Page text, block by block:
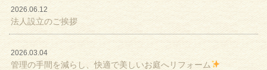
2026.06.12
法人設立のご挨拶
2026.03.04
管理の手間を減らし、快適で美しいお庭へリフォーム